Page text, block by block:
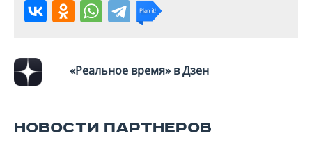
«Реальное время» в Дзен
НОВОСТИ ПАРТНЕРОВ